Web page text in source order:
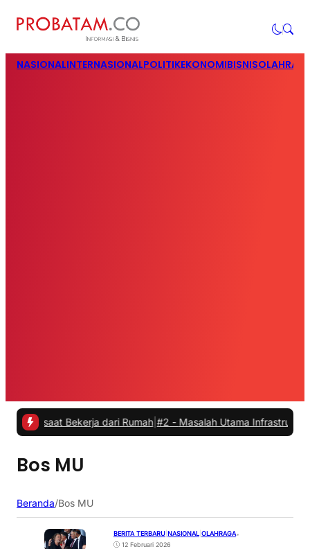
NASIONALINTERNASIONALPOLITIKEKONOMIBISNIS
saat Bekerja dari Rumah |#2 -Masalah Utama Infrastruktur
Bos MU
Beranda/Bos MU
BERITA TERBARU NASIONAL OLAHRAGA•
12 Februari 2026